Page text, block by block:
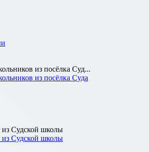
из посёлка Суд...
из посёлка Суда
из Судской школы
из Судской школы